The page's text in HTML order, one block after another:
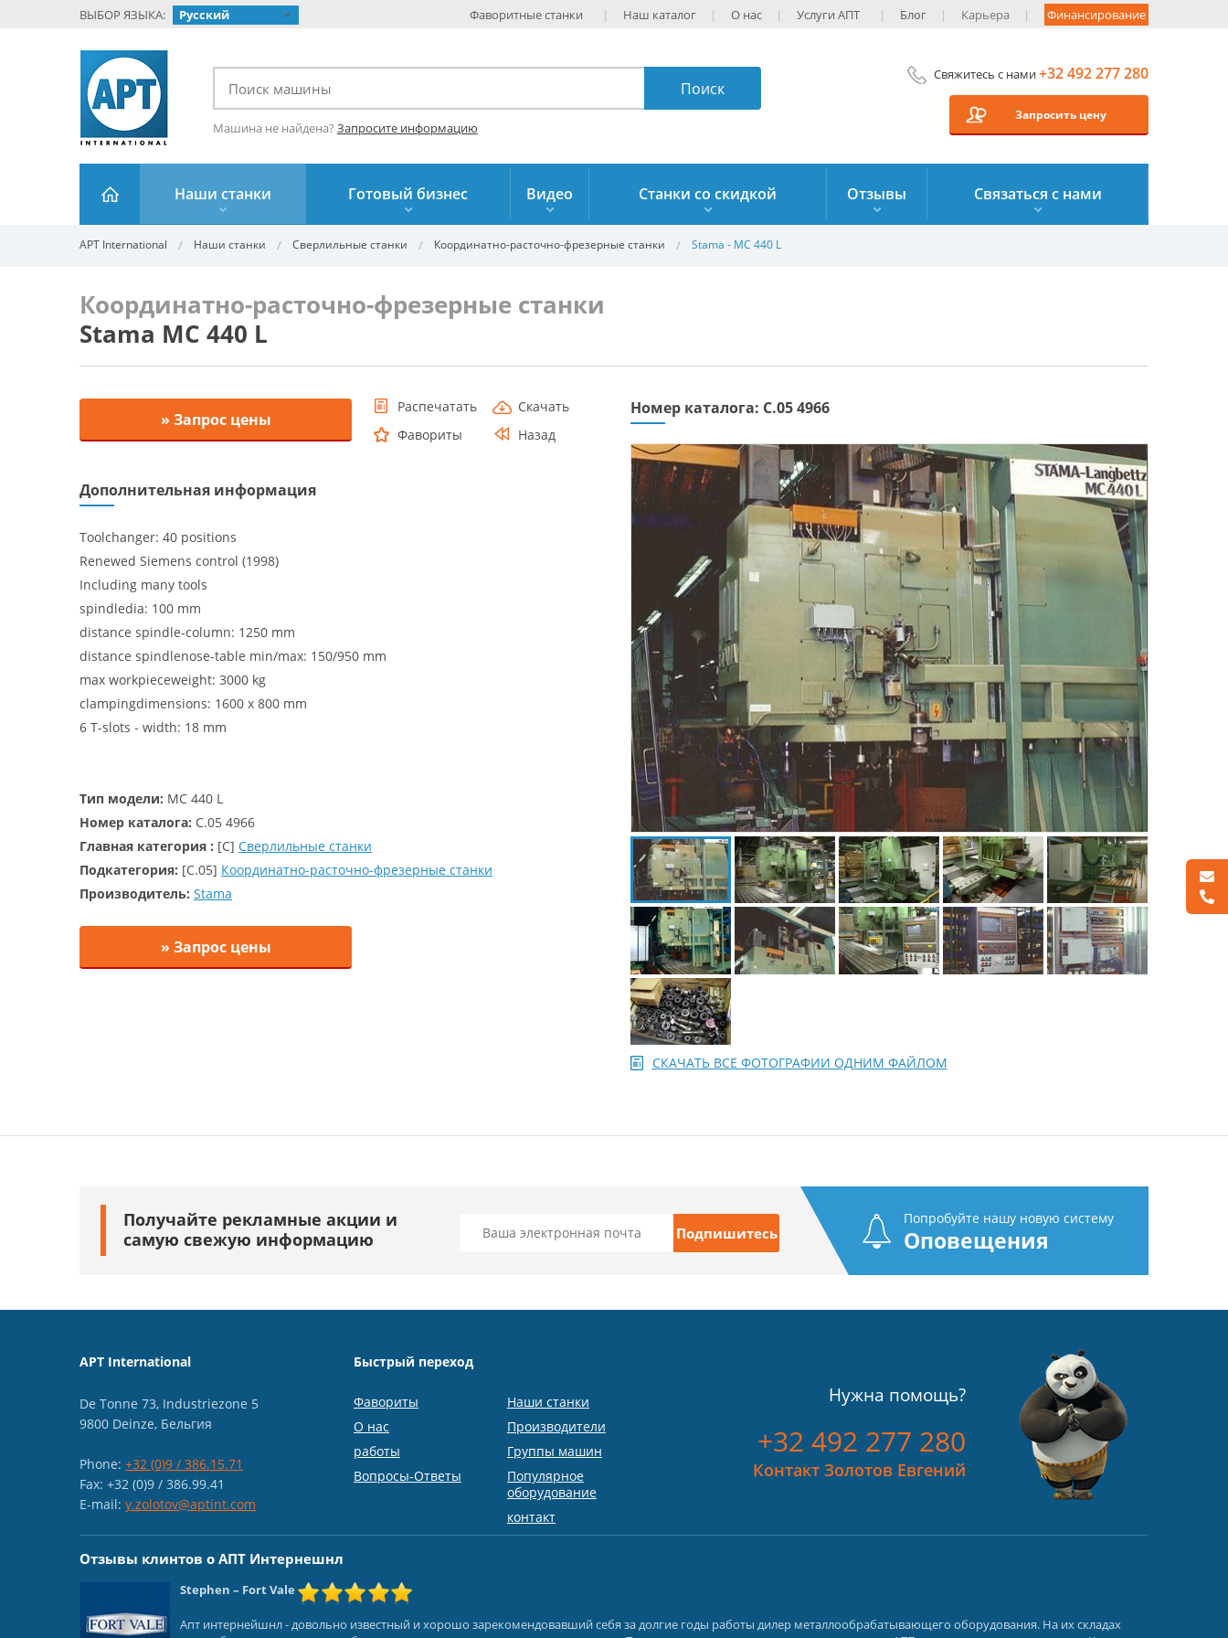
ВЫБОР ЯЗЫКА: Русский Фаворитные станки Наш каталог О нас Услуги AПT Блог Карьера Финансирование
Машина не найдена? Запросите информацию
Свяжитесь с нами+32 492 277 280
Запросить цену
Наши станки Готовый бизнес Видео Станки со скидкой Отзывы Связаться с нами
APT International Наши станки Сверлильные станки Координатно-расточно-фрезерные станки Stama - MC 440 L
Координатно-расточно-фрезерные станки
Stama MC 440 L
» Запрос цены
Распечатать
Скачать
Фавориты
Назад
Дополнительная информация
Toolchanger: 40 positions
Renewed Siemens control (1998)
Including many tools
spindledia: 100 mm
distance spindle-column: 1250 mm
distance spindlenose-table min/max: 150/950 mm
max workpieceweight: 3000 kg
clampingdimensions: 1600 x 800 mm
6 T-slots - width: 18 mm
Тип модели: MC 440 L
Номер каталога: C.05 4966
Главная категория : [C] Сверлильные станки
Подкатегория: [C.05] Координатно-расточно-фрезерные станки
Производитель: Stama
» Запрос цены
Номер каталога: C.05 4966
СКАЧАТЬ ВСЕ ФОТОГРАФИИ ОДНИМ ФАЙЛОМ
Получайте рекламные акции и
самую свежую информацию
Попробуйте нашу новую систему
Оповещения
APT International
De Tonne 73, Industriezone 5
9800 Deinze, Бельгия
Phone: +32 (0)9 / 386.15.71
Fax: +32 (0)9 / 386.99.41
E-mail: y.zolotov@aptint.com
Быстрый переход
Фавориты
О нас
работы
Вопросы-Ответы
Наши станки
Производители
Группы машин
Популярное
оборудование
контакт
Нужна помощь?
+32 492 277 280
Контакт Золотов Евгений
Отзывы клинтов о АПТ Интернешнл
Stephen – Fort Vale
Апт интернейшнл - довольно известный и хорошо зарекомендовавший себя за долгие годы работы дилер металлообрабатывающего оборудования. На их складах